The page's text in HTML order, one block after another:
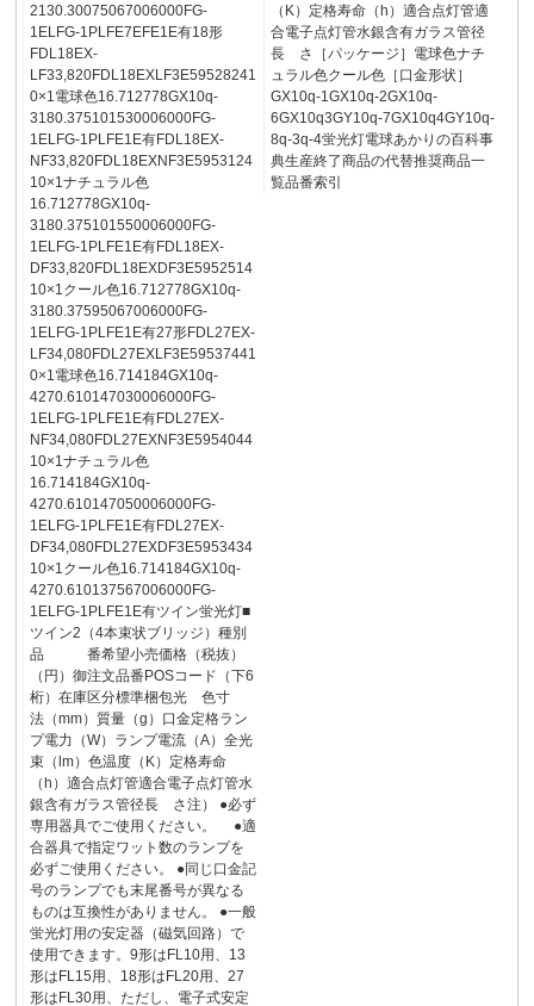
2130.30075067006000FG-
1ELFG-1PLFE7EFE1E有18形
FDL18EX-
LF33,820FDL18EXLF3E59528241
0×1電球色16.712778GX10q-
3180.375101530006000FG-
1ELFG-1PLFE1E有FDL18EX-
NF33,820FDL18EXNF3E5953124
10×1ナチュラル色
16.712778GX10q-
3180.375101550006000FG-
1ELFG-1PLFE1E有FDL18EX-
DF33,820FDL18EXDF3E5952514
10×1クール色16.712778GX10q-
3180.37595067006000FG-
1ELFG-1PLFE1E有27形FDL27EX-
LF34,080FDL27EXLF3E59537441
0×1電球色16.714184GX10q-
4270.610147030006000FG-
1ELFG-1PLFE1E有FDL27EX-
NF34,080FDL27EXNF3E5954044
10×1ナチュラル色
16.714184GX10q-
4270.610147050006000FG-
1ELFG-1PLFE1E有FDL27EX-
DF34,080FDL27EXDF3E5953434
10×1クール色16.714184GX10q-
4270.610137567006000FG-
1ELFG-1PLFE1E有ツイン蛍光灯■
ツイン2（4本束状ブリッジ）種別
品 番希望小売価格（税抜）
（円）御注文品番POSコード（下6
桁）在庫区分標準梱包光 色寸
法（mm）質量（g）口金定格ラン
プ電力（W）ランプ電流（A）全光
束（lm）色温度（K）定格寿命
（h）適合点灯管適合電子点灯管水
銀含有ガラス管径長 さ注） ●必ず
専用器具でご使用ください。 ●適
合器具で指定ワット数のランプを
必ずご使用ください。 ●同じ口金記
号のランプでも末尾番号が異なる
ものは互換性がありません。 ●一般
蛍光灯用の安定器（磁気回路）で
使用できます。9形はFL10用、13
形はFL15用、18形はFL20用、27
形はFL30用、ただし、電子式安定
（K）定格寿命（h）適合点灯管適
合電子点灯管水銀含有ガラス管径
長 さ［パッケージ］電球色ナチ
ュラル色クール色［口金形状］
GX10q-1GX10q-2GX10q-
6GX10q3GY10q-7GX10q4GY10q-
8q-3q-4蛍光灯電球あかりの百科事
典生産終了商品の代替推奨商品一
覧品番索引